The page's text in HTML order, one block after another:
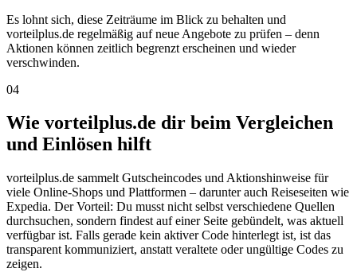
Es lohnt sich, diese Zeiträume im Blick zu behalten und
vorteilplus.de regelmäßig auf neue Angebote zu prüfen – denn
Aktionen können zeitlich begrenzt erscheinen und wieder
verschwinden.
04
Wie vorteilplus.de dir beim Vergleichen
und Einlösen hilft
vorteilplus.de sammelt Gutscheincodes und Aktionshinweise für
viele Online-Shops und Plattformen – darunter auch Reiseseiten wie
Expedia. Der Vorteil: Du musst nicht selbst verschiedene Quellen
durchsuchen, sondern findest auf einer Seite gebündelt, was aktuell
verfügbar ist. Falls gerade kein aktiver Code hinterlegt ist, ist das
transparent kommuniziert, anstatt veraltete oder ungültige Codes zu
zeigen.